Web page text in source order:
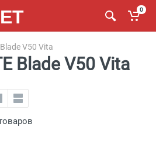
0
V50 Vita
Blade V50 Vita